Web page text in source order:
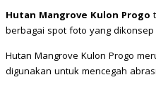
Hutan Mangrove Kulon Progo
berbagai spot foto yang
Hutan Mangrove Kulon Progo
digunakan untuk mencegah